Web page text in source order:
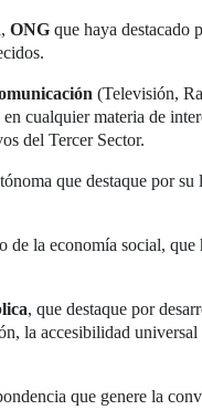
, ONG que haya destacado
(Televisión,
en cualquier materia de
del Tercer Sector.
que destaque por
de la economía social,
, que destaque por
la accesibilidad
que genere la